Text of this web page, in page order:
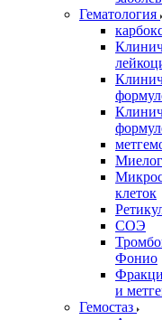
Гематология
клеток
СОЭ
Фонио
и
Гемостаз